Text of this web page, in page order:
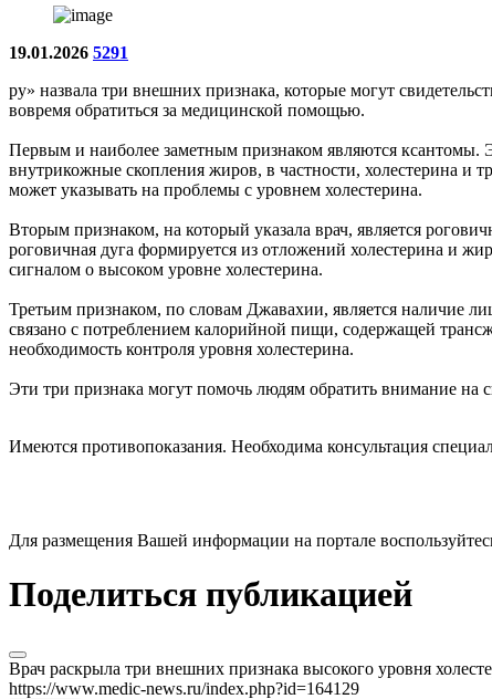
19.01.2026 5291
ру» назвала три внешних признака, которые могут
вовремя обратиться за медицинской помощью.
Первым и наиболее заметным признаком являются ксантомы.
внутрикожные скопления жиров, в частности, холестерина и
может указывать на проблемы с уровнем холестерина.
Вторым признаком, на который указала врач, является
роговичная дуга формируется из отложений холестерина и
сигналом о высоком уровне холестерина.
Третьим признаком, по словам Джавахии, является наличие
связано с потреблением калорийной пищи, содержащей
необходимость контроля уровня холестерина.
Эти три признака могут помочь людям обратить внимание на
Имеются противопоказания. Необходима консультация
Для размещения Вашей информации на портале
Поделиться публикацией
Врач раскрыла три внешних признака высокого уровня
https://www.medic-news.ru/index.php?id=164129